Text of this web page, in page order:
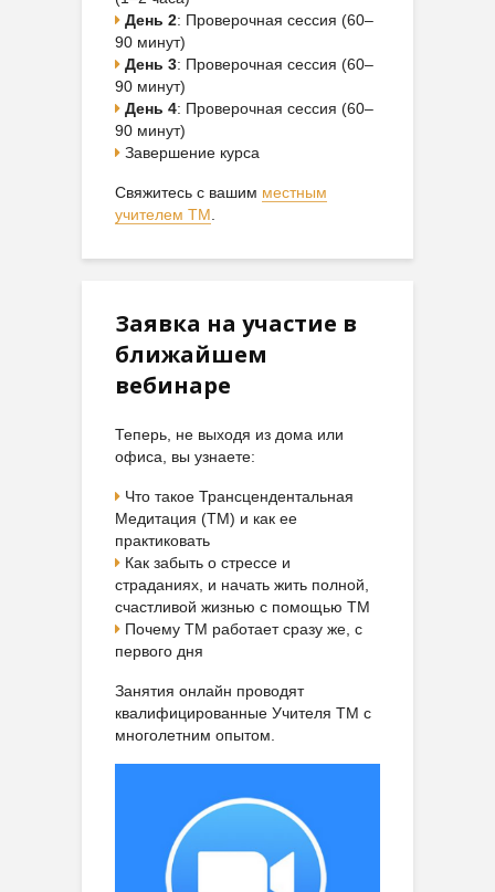
День 2: Проверочная сессия (60–
90 минут)
День 3: Проверочная сессия (60–
90 минут)
День 4: Проверочная сессия (60–
90 минут)
Завершение курса
Свяжитесь с вашим местным
учителем ТМ.
Заявка на участие в
ближайшем
вебинаре
Теперь, не выходя из дома или
офиса, вы узнаете:
Что такое Трансцендентальная
Медитация (ТМ) и как ее
практиковать
Как забыть о стрессе и
страданиях, и начать жить полной,
счастливой жизнью с помощью ТМ
Почему ТМ работает сразу же, с
первого дня
Занятия онлайн проводят
квалифицированные Учителя ТМ с
многолетним опытом.